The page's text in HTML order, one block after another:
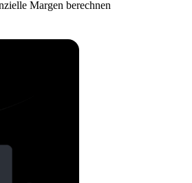
Margen berechnen